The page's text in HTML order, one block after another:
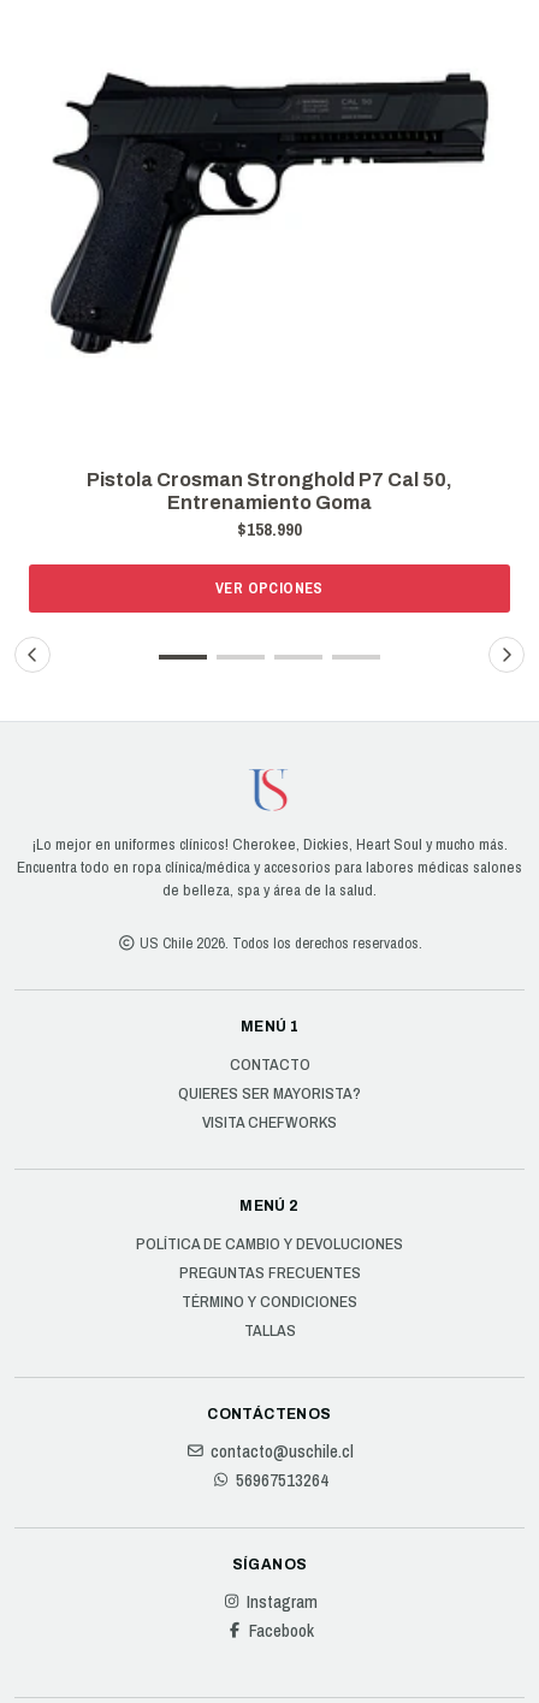
Pistola Crosman Stronghold P7 Cal 50,
Entrenamiento Goma
$158.990
VER OPCIONES
¡Lo mejor en uniformes clínicos! Cherokee, Dickies, Heart Soul y mucho más.
Encuentra todo en ropa clínica/médica y accesorios para labores médicas salones
de belleza, spa y área de la salud.
US Chile 2026. Todos los derechos reservados.
MENÚ 1
CONTACTO
QUIERES SER MAYORISTA?
VISITA CHEFWORKS
MENÚ 2
POLÍTICA DE CAMBIO Y DEVOLUCIONES
PREGUNTAS FRECUENTES
TÉRMINO Y CONDICIONES
TALLAS
CONTÁCTENOS
contacto@uschile.cl
56967513264
SÍGANOS
Instagram
Facebook